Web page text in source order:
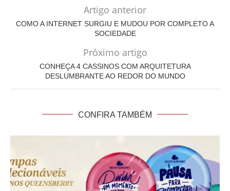
Artigo anterior
COMO A INTERNET SURGIU E MUDOU POR COMPLETO A
SOCIEDADE
Próximo artigo
CONHEÇA 4 CASSINOS COM ARQUITETURA
DESLUMBRANTE AO REDOR DO MUNDO
CONFIRA TAMBÉM